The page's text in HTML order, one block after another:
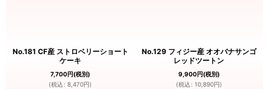
No.181 CF産 ストロベリーショート
ケーキ
7,700円(税別)
(税込 : 8,470円)
No.129 フィジー産 オオバナサンゴ
レッドツートン
9,900円(税別)
(税込 : 10,890円)